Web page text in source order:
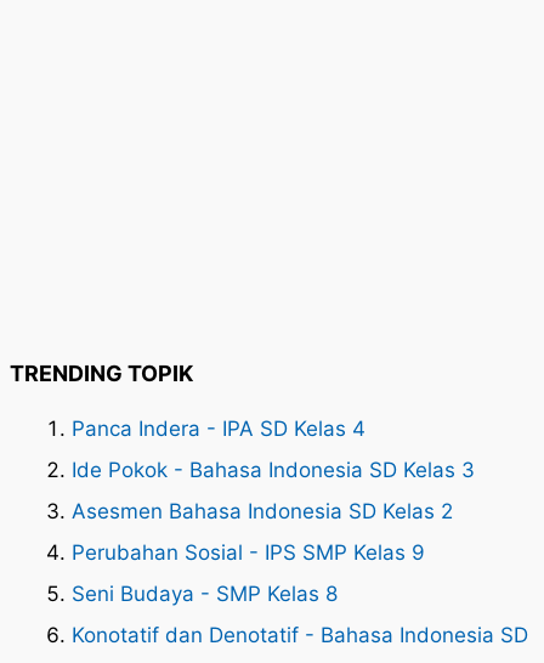
TRENDING TOPIK
Panca Indera - IPA SD Kelas 4
Ide Pokok - Bahasa Indonesia SD Kelas 3
Asesmen Bahasa Indonesia SD Kelas 2
Perubahan Sosial - IPS SMP Kelas 9
Seni Budaya - SMP Kelas 8
Konotatif dan Denotatif - Bahasa Indonesia SD